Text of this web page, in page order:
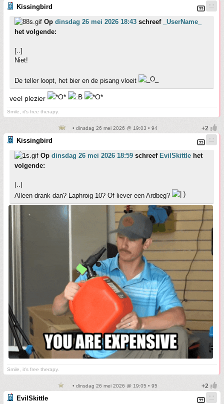
Kissingbird
Op dinsdag 26 mei 2026 18:43 schreef
_UserName_
het volgende:
[..]
Niet!
De teller loopt, het bier en de pisang vloeit
veel plezier
Smile, it's free therapy.
• dinsdag 26 mei 2026 @ 19:03 • 94
Kissingbird
Op dinsdag 26 mei 2026 18:59 schreef EvilSkittle het
volgende:
[..]
Alleen drank dan? Laphroig 10? Of liever een Ardbeg?
Smile, it's free therapy.
• dinsdag 26 mei 2026 @ 19:05 • 95
EvilSkittle